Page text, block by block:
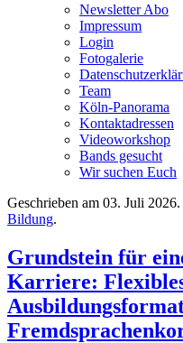
Newsletter Abo
Impressum
Login
Fotogalerie
Team
Köln-Panorama
Kontaktadressen
Videoworkshop
Bands gesucht
Wir suchen Euch
Geschrieben am 03. Juli 2026
Bildung.
Grundstein für
Karriere: